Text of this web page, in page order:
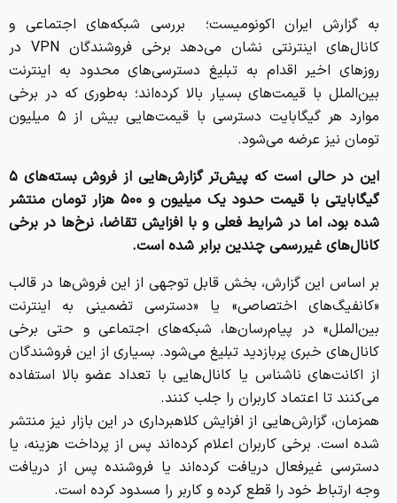
به گزارش ایران اکونومیست؛ بررسی‌ شبکه‌های اجتماعی و
کانال‌های اینترنتی نشان می‌دهد برخی فروشندگان VPN در
روزهای اخیر اقدام به تبلیغ دسترسی‌های محدود به اینترنت
بین‌الملل با قیمت‌های بسیار بالا کرده‌اند؛ به‌طوری که در برخی
موارد هر گیگابایت دسترسی با قیمت‌هایی بیش از ۵ میلیون
تومان نیز عرضه می‌شود.
این در حالی است که پیش‌تر گزارش‌هایی از فروش بسته‌های ۵
گیگابایتی با قیمت حدود یک میلیون و ۵۰۰ هزار تومان منتشر
شده بود، اما در شرایط فعلی و با افزایش تقاضا، نرخ‌ها در برخی
کانال‌های غیررسمی چندین برابر شده است.
بر اساس این گزارش، بخش قابل توجهی از این فروش‌ها در قالب
«کانفیگ‌های اختصاصی» یا «دسترسی تضمینی به اینترنت
بین‌الملل» در پیام‌رسان‌ها، شبکه‌های اجتماعی و حتی برخی
کانال‌های خبری پربازدید تبلیغ می‌شود. بسیاری از این فروشندگان
از اکانت‌های ناشناس یا کانال‌هایی با تعداد عضو بالا استفاده
می‌کنند تا اعتماد کاربران را جلب کنند.
همزمان، گزارش‌هایی از افزایش کلاهبرداری در این بازار نیز منتشر
شده است. برخی کاربران اعلام کرده‌اند پس از پرداخت هزینه، یا
دسترسی غیرفعال دریافت کرده‌اند یا فروشنده پس از دریافت
وجه ارتباط خود را قطع کرده و کاربر را مسدود کرده است.